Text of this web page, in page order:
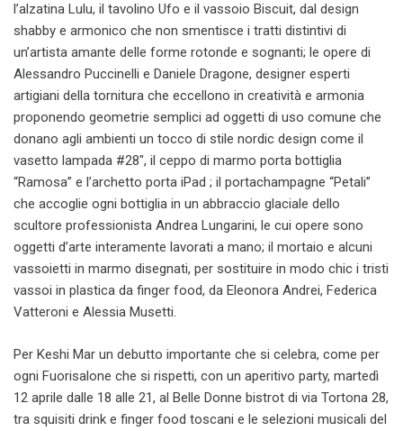
l’alzatina Lulu, il tavolino Ufo e il vassoio Biscuit, dal design
shabby e armonico che non smentisce i tratti distintivi di
un’artista amante delle forme rotonde e sognanti; le opere di
Alessandro Puccinelli e Daniele Dragone, designer esperti
artigiani della tornitura che eccellono in creatività e armonia
proponendo geometrie semplici ad oggetti di uso comune che
donano agli ambienti un tocco di stile nordic design come il
vasetto lampada #28″, il ceppo di marmo porta bottiglia
“Ramosa” e l’archetto porta iPad ; il portachampagne “Petali”
che accoglie ogni bottiglia in un abbraccio glaciale dello
scultore professionista Andrea Lungarini, le cui opere sono
oggetti d’arte interamente lavorati a mano; il mortaio e alcuni
vassoietti in marmo disegnati, per sostituire in modo chic i tristi
vassoi in plastica da finger food, da Eleonora Andrei, Federica
Vatteroni e Alessia Musetti.
Per Keshi Mar un debutto importante che si celebra, come per
ogni Fuorisalone che si rispetti, con un aperitivo party, martedì
12 aprile dalle 18 alle 21, al Belle Donne bistrot di via Tortona 28,
tra squisiti drink e finger food toscani e le selezioni musicali del